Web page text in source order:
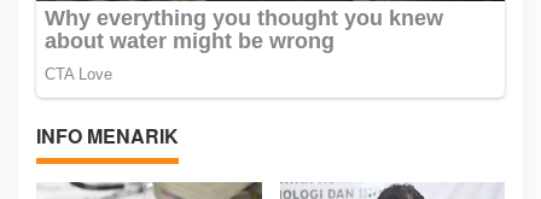
INFO MENARIK